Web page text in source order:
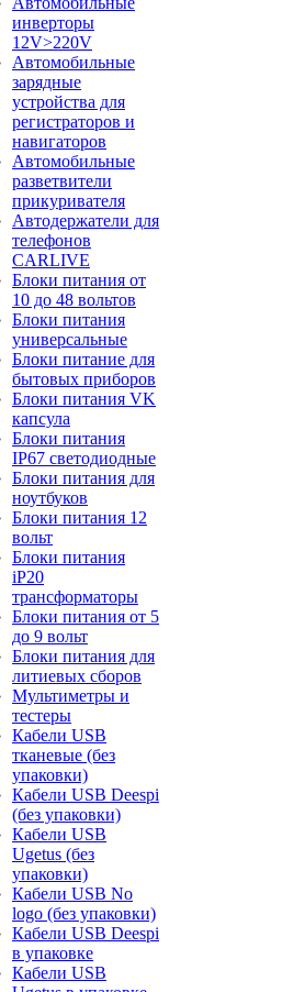
инверторы
12V>220V
Автомобильные
зарядные
устройства для
регистраторов и
навигаторов
Автомобильные
разветвители
прикуривателя
Автодержатели для
телефонов
CARLIVE
Блоки питания от
10 до 48 вольтов
Блоки питания
универсальные
Блоки питание для
бытовых приборов
Блоки питания VK
капсула
Блоки питания
IP67 светодиодные
Блоки питания для
ноутбуков
Блоки питания 12
вольт
Блоки питания
iP20
трансформаторы
Блоки питания от 5
до 9 вольт
Блоки питания для
литиевых сборов
Мультиметры и
тестеры
Кабели USB
тканевые (без
упаковки)
Кабели USB Deespi
(без упаковки)
Кабели USB
Ugetus (без
упаковки)
Кабели USB No
logo (без упаковки)
Кабели USB Deespi
в упаковке
Кабели USB